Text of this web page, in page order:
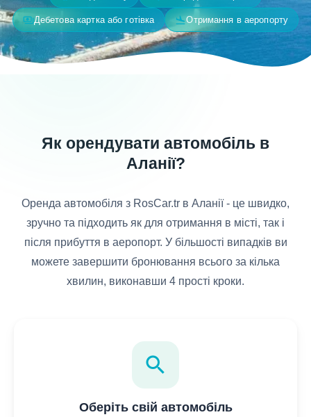
paymentsДебетова картка або готівка flight_landОтримання в аеропорту
Як орендувати автомобіль в
Аланії?
Оренда автомобіля з RosCar.tr в Аланії - це швидко,
зручно та підходить як для отримання в місті, так і
після прибуття в аеропорт. У більшості випадків ви
можете завершити бронювання всього за кілька
хвилин, виконавши 4 прості кроки.
search
Оберіть свій автомобіль